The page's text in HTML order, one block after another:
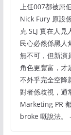
上任007都被屌
Nick Fury 原設
克 SLJ 實在人
民心必然係黑人
無不可，但新演
角色更豐富，才
不外乎完全空降
對者係歧視，通
Marketing PR
broke 嘅說